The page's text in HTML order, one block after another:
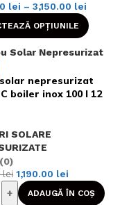
lei – 3,150.00 lei
OPȚIUNILE
nepresurizat
boiler inox 100 l 12
SOLARE
(0)
lei 1,190.00 lei
+ ADAUGĂ ÎN COȘ